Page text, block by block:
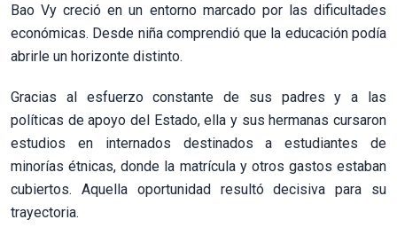
Bao Vy creció en un entorno marcado por las dificultades
económicas. Desde niña comprendió que la educación podía
abrirle un horizonte distinto.
Gracias al esfuerzo constante de sus padres y a las
políticas de apoyo del Estado, ella y sus hermanas cursaron
estudios en internados destinados a estudiantes de
minorías étnicas, donde la matrícula y otros gastos estaban
cubiertos. Aquella oportunidad resultó decisiva para su
trayectoria.